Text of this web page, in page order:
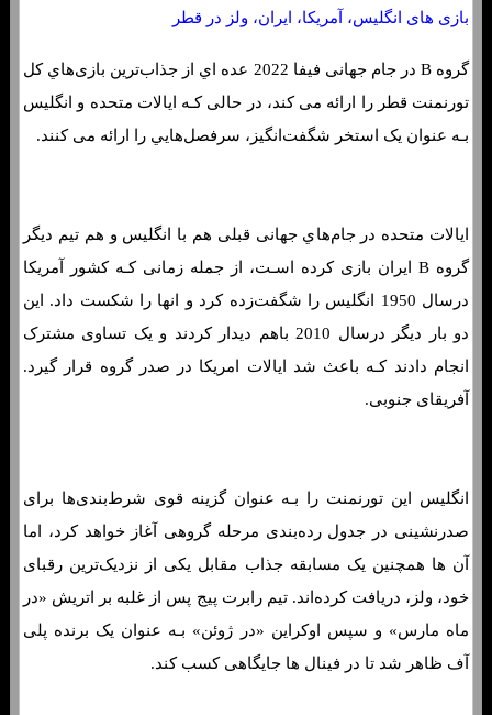
بازی های انگلیس، آمریکا، ایران، ولز در قطر
گروه B در جام جهانی فیفا 2022 عده اي از جذاب‌ترین بازی‌هاي‌ کل
تورنمنت قطر را ارائه می کند، در حالی کـه ایالات متحده و انگلیس
بـه عنوان یک استخر شگفت‌انگیز، سرفصل‌هایي را ارائه می کنند.
ایالات متحده در جام‌هاي‌ جهانی قبلی هم با انگلیس و هم تیم دیگر
گروه B ایران بازی کرده اسـت، از جمله زمانی کـه کشور آمریکا
درسال 1950 انگلیس را شگفت‌زده کرد و انها را شکست داد. این
دو بار دیگر درسال 2010 باهم دیدار کردند و یک تساوی مشترک
انجام دادند کـه باعث شد ایالات امریکا در صدر گروه قرار گیرد.
آفریقای جنوبی.
انگلیس این تورنمنت را بـه عنوان گزینه قوی شرط‌بندی‌ها برای
صدرنشینی در جدول رده‌بندی مرحله گروهی آغاز خواهد کرد، اما
آن ها همچنین یک مسابقه جذاب مقابل یکی از نزدیک‌ترین رقبای
خود، ولز، دریافت کرده‌اند. تیم رابرت پیج پس از غلبه بر اتریش «در
ماه مارس» و سپس اوکراین «در ژوئن» بـه عنوان یک برنده پلی
آف ظاهر شد تا در فینال ها جایگاهی کسب کند.